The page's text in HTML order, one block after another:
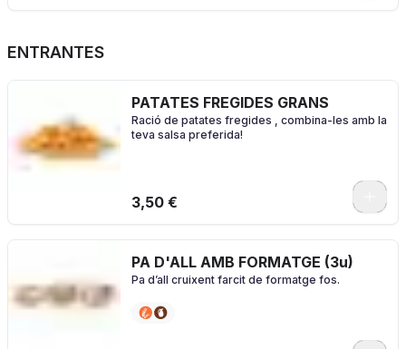
ENTRANTES
PATATES FREGIDES GRANS
Ració de patates fregides , combina-les amb la
teva salsa preferida!
3,50 €
PA D'ALL AMB FORMATGE (3u)
Pa d’all cruixent farcit de formatge fos.